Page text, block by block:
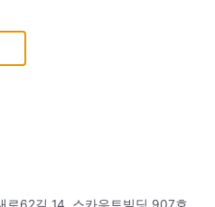
로62길 14. 스카우트빌딩 907호